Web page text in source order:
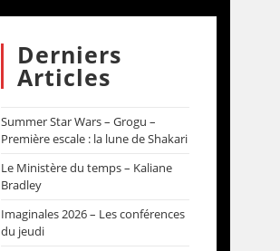
Derniers
Articles
Summer Star Wars – Grogu –
Première escale : la lune de Shakari
Le Ministère du temps – Kaliane
Bradley
Imaginales 2026 – Les conférences
du jeudi